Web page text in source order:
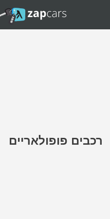
רכבים פופולאריים